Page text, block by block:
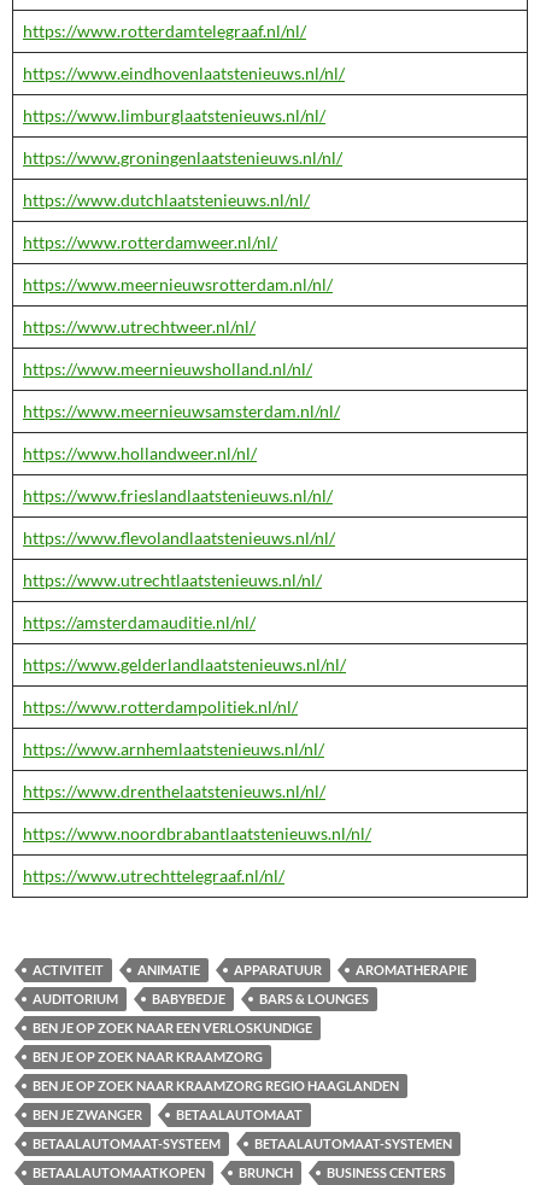
https://www.rotterdamtelegraaf.nl/nl/
https://www.eindhovenlaatstenieuws.nl/nl/
https://www.limburglaatstenieuws.nl/nl/
https://www.groningenlaatstenieuws.nl/nl/
https://www.dutchlaatstenieuws.nl/nl/
https://www.rotterdamweer.nl/nl/
https://www.meernieuwsrotterdam.nl/nl/
https://www.utrechtweer.nl/nl/
https://www.meernieuwsholland.nl/nl/
https://www.meernieuwsamsterdam.nl/nl/
https://www.hollandweer.nl/nl/
https://www.frieslandlaatstenieuws.nl/nl/
https://www.flevolandlaatstenieuws.nl/nl/
https://www.utrechtlaatstenieuws.nl/nl/
https://amsterdamauditie.nl/nl/
https://www.gelderlandlaatstenieuws.nl/nl/
https://www.rotterdampolitiek.nl/nl/
https://www.arnhemlaatstenieuws.nl/nl/
https://www.drenthelaatstenieuws.nl/nl/
https://www.noordbrabantlaatstenieuws.nl/nl/
https://www.utrechttelegraaf.nl/nl/
ACTIVITEIT ANIMATIE APPARATUUR
AROMATHERAPIE
AUDITORIUM
BABYBEDJE
BARS & LOUNGES
BEN JE OP ZOEK NAAR EEN VERLOSKUNDIGE
BEN JE OP ZOEK NAAR KRAAMZORG
BEN JE OP ZOEK NAAR KRAAMZORG REGIO HAAGLANDEN
BEN JE ZWANGER
BETAALAUTOMAAT
BETAALAUTOMAAT-SYSTEEM
BETAALAUTOMAAT-SYSTEMEN
BETAALAUTOMAATKOPEN
BRUNCH BUSINESS CENTERS